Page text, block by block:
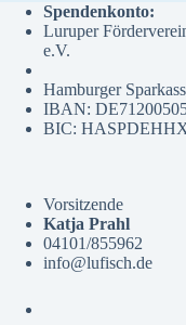
Spendenkonto:
Luruper
e.V.
Hamburger
IBAN:
BIC:
Vorsitzende
Katja Prahl
04101/855962
info@lufisch.de